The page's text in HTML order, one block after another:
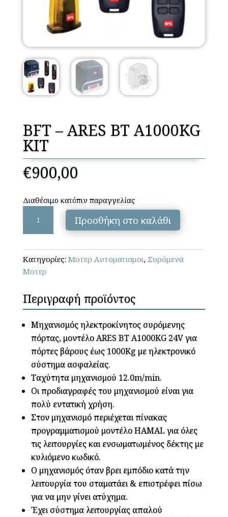
BFT – ARES BT A1000KG
KIT
€900,00
Διαθέσιμο κατόπιν παραγγελίας
ARES
BT
A1000KG
KIT
Προσθήκη στο καλάθι
Κατηγορίες: Μοτερ Αυτοματισμοι, Συρόμενα
Μοτερ
Περιγραφή προϊόντος
Μηχανισμός ηλεκτροκίνητος συρόμενης
πόρτας, μοντέλο ARES BT A1000KG 24V για
πόρτες βάρους έως 1000Kg με ηλεκτρονικό
σύστημα ασφαλείας.
Ταχύτητα μηχανισμού 12.0m/min.
Οι προδιαγραφές του μηχανισμού είναι για
πολύ εντατική χρήση.
Στον μηχανισμό περιέχεται πίνακας
προγραμματισμού μοντέλο HAMAL για όλες
τις λειτουργίες και ενσωματωμένος δέκτης με
κυλιόμενο κωδικό.
O μηχανισμός όταν βρει εμπόδιο κατά την
λειτουργία του σταματάει & επιστρέφει πίσω
για να μην γίνει ατύχημα.
Έχει σύστημα λειτουργίας απαλού